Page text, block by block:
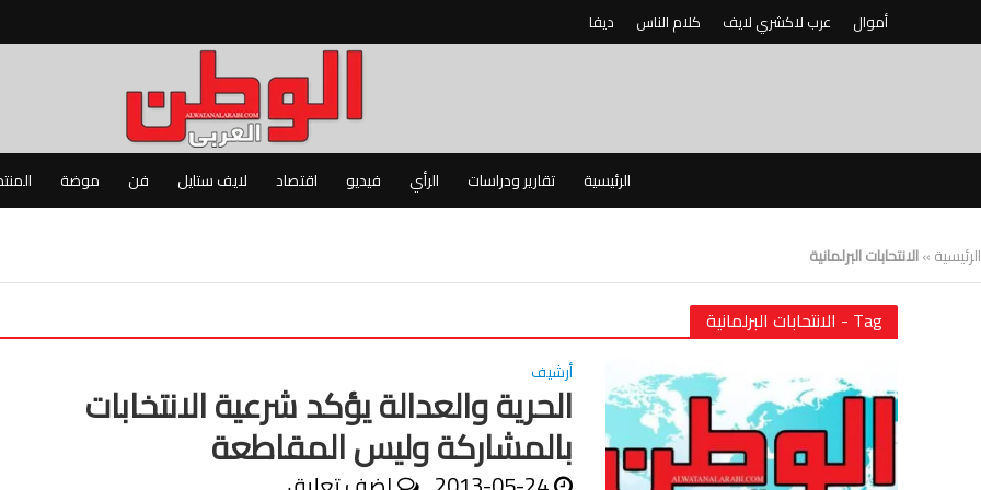
أموال عرب لاكشري لايف كلام الناس ديفا
الرئيسية تقارير ودراسات الرأي فيديو اقتصاد لايف ستايل فن موضة
الرئيسية»الانتحابات البرلمانية
Tag - الانتحابات البرلمانية
أرشيف
الحرية والعدالة يؤكد شرعية الانتخابات
بالمشاركة وليس المقاطعة